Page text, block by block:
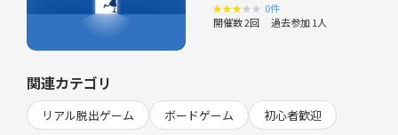
★★★★ ★ 0件
開催数 2回 過去参加 1人
関連カテゴリ
リアル脱出ゲーム ボードゲーム 初心者歓迎